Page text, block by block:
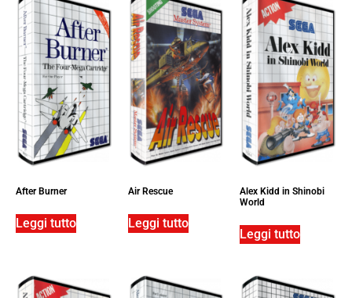
After Burner
Leggi tutto
Air Rescue
Leggi tutto
Alex Kidd in Shinobi
World
Leggi tutto